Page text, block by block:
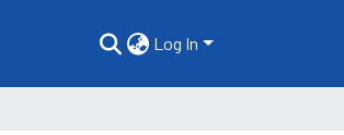
Log In